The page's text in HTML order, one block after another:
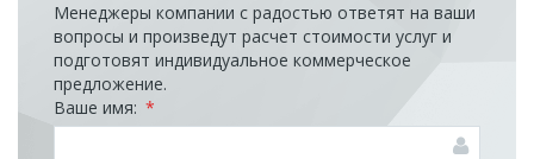
Менеджеры компании с радостью ответят на ваши
вопросы и произведут расчет стоимости услуг и
подготовят индивидуальное коммерческое
предложение.
Ваше имя: *